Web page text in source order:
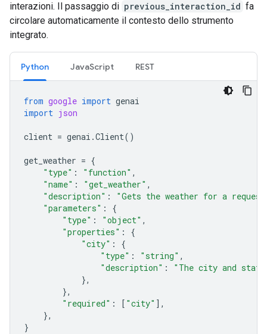
interazioni. Il passaggio di previous_interaction_id fa
circolare automaticamente il contesto dello strumento
integrato.
Python JavaScript REST
from google import genai
import json
client = genai .Client()
get_weather = {
"type" : "function" ,
"name" : "get_weather" ,
"description" :
"Gets the weather for a
"parameters" :
{
"type" : "object" ,
"properties" :
{
"city" :
{
"type" : "string" ,
"description" :
"The city and
},
},
"required" : [ "city" ],
},
}